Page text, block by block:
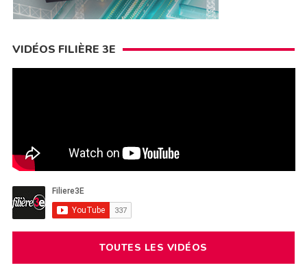
VIDÉOS FILIÈRE 3E
TOUTES LES VIDÉOS